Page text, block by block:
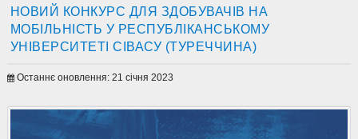
НОВИЙ КОНКУРС ДЛЯ ЗДОБУВАЧІВ НА
МОБІЛЬНІСТЬ У РЕСПУБЛІКАНСЬКОМУ
УНІВЕРСИТЕТІ СІВАСУ (ТУРЕЧЧИНА)
Останнє оновлення: 21 січня 2023